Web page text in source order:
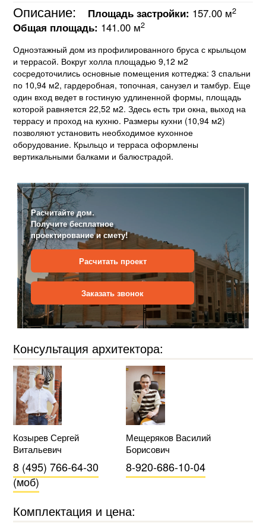
Описание: Площадь застройки: 157.00 м2
Общая площадь: 141.00 м2
Одноэтажный дом из профилированного бруса с крыльцом
и террасой. Вокруг холла площадью 9,12 м2
сосредоточились основные помещения коттеджа: 3 спальни
по 10,94 м2, гардеробная, топочная, санузел и тамбур. Еще
один вход ведет в гостиную удлиненной формы, площадь
которой равняется 22,52 м2. Здесь есть три окна, выход на
террасу и проход на кухню. Размеры кухни (10,94 м2)
позволяют установить необходимое кухонное
оборудование. Крыльцо и терраса оформлены
вертикальными балками и балюстрадой.
Расчитайте дом.
Получите бесплатное
проектирование и смету!
Расчитать проект
Заказать звонок
Консультация архитектора:
Козырев Сергей
Витальевич
8 (495) 766-64-30
(моб)
Мещеряков Василий
Борисович
8-920-686-10-04
Комплектация и цена: